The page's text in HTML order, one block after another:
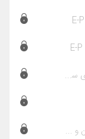
دکتر قراملکی - نقش ارتباط تراکنشی در سرآمدی سازمانهای پروژه محور
دکتر آزاد فلاح - تعلق اجتماعی در گستره سازمان و پروژه